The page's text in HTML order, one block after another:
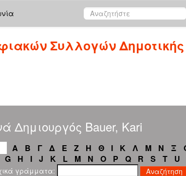
Συλλογών Δημοτικής
Δημιουργός Bauer, Kari
Α Β Γ Δ Ε Ζ Η Θ Ι Κ Λ Μ Ν Ξ
G H I J K L M N O P Q R S T U
γράμματα: